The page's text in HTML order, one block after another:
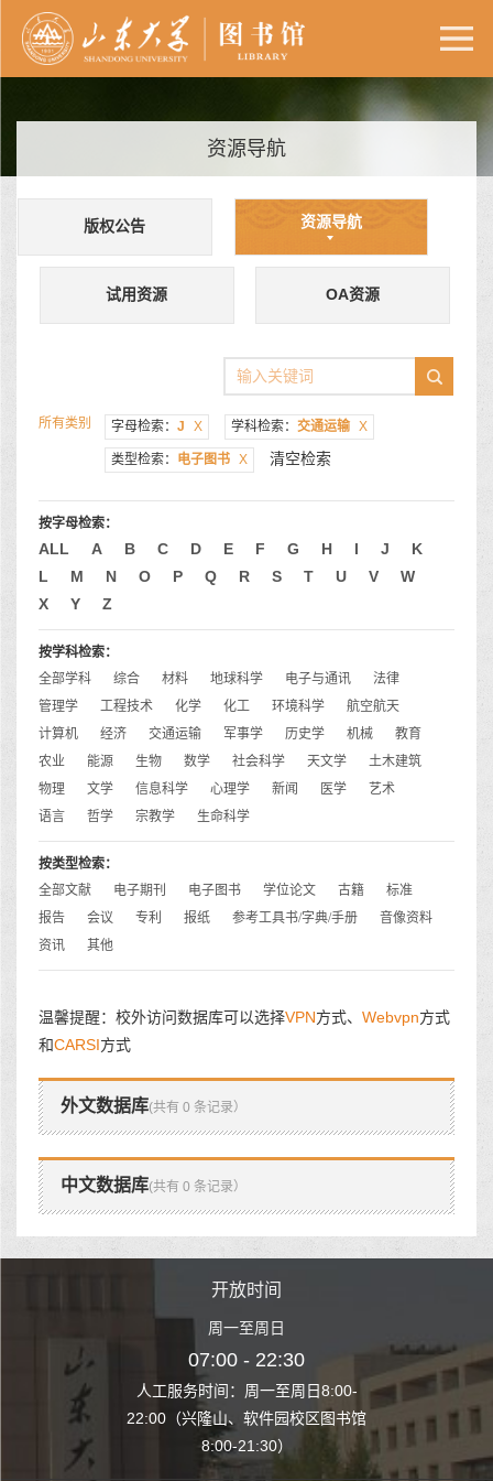
资源导航
版权公告 资源导航
试用资源 OA资源
所有类别 字母检索： J X 学科检索： 交通运输 X
类型检索： 电子图书 X 清空检索
按字母检索：
ALL A B C D E F G H I J
K
L
M N O P Q R S T U V
W
X
Y Z
按学科检索：
全部学科
综合 材料 地球科学 电子与通讯
法律
管理学
工程技术 化学 化工 环境科学
航空航天
计算机
经济 交通运输 军事学 历史学 机械
教育
农业
能源 生物 数学 社会科学 天文学
土木建筑
物理
文学 信息科学 心理学 新闻 医学
艺术
语言
哲学 宗教学 生命科学
按类型检索：
全部文献
电子期刊 电子图书 学位论文 古籍
标准
报告
会议 专利 报纸 参考工具书/字典/手册
音像资料
资讯
其他
温馨提醒：校外访问数据库可以选择VPN方式、 Webvpn方式
和CARSI方式
外文数据库(共有 0 条记录）
中文数据库(共有 0 条记录）
至周日8:00-
园校区图书馆
开放时间
周一至周日
07:00 - 22:30
人工服务时间：周一至周日8:00-
22:00（兴隆山、软件园校区图书馆
8:00-21:30）
人工服务时间
22:00（兴隆山